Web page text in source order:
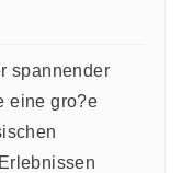
spannender
eine gro?e